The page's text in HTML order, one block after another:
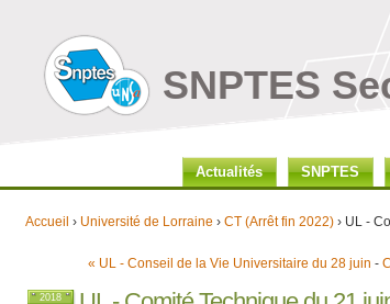
SNPTES
Actualités SNPTES
Accueil › Université de Lorraine › CT (Arrêt fin 2022) › UL -
« UL - Conseil de la Vie Universitaire du 28 juin -
2018